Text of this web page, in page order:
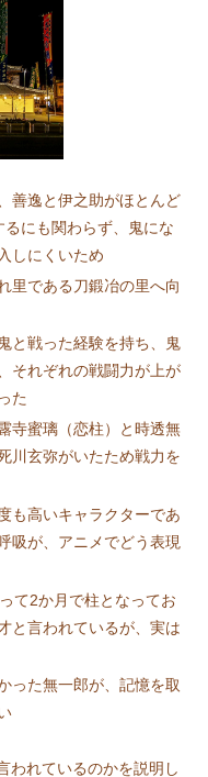
善逸と伊之助がほとんど
にも関わらず、鬼にな
しにくいため
里である刀鍛冶の里へ向
と戦った経験を持ち、鬼
それぞれの戦闘力が上が
た
寺蜜璃（恋柱）と時透無
川玄弥がいたため戦力を
も高いキャラクターであ
吸が、アニメでどう表現
て2か月で柱となってお
と言われているが、実は
った無一郎が、記憶を取
われているのかを説明し